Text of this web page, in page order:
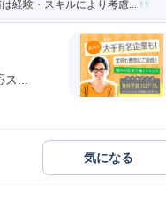
経験・スキルにより考慮...
...
気になる